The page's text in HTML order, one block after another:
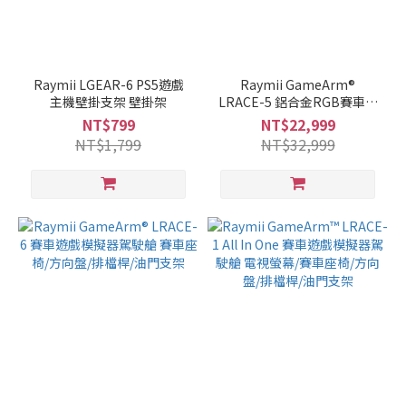
Raymii LGEAR-6 PS5遊戲
主機壁掛支架 壁掛架
NT$799
NT$1,799
Raymii GameArm®
LRACE-5 鋁合金RGB賽車遊
戲模擬器駕駛艙 賽車座椅/方
向盤/排檔桿/油門支架
NT$22,999
NT$32,999